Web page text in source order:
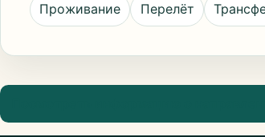
Проживание Перелёт